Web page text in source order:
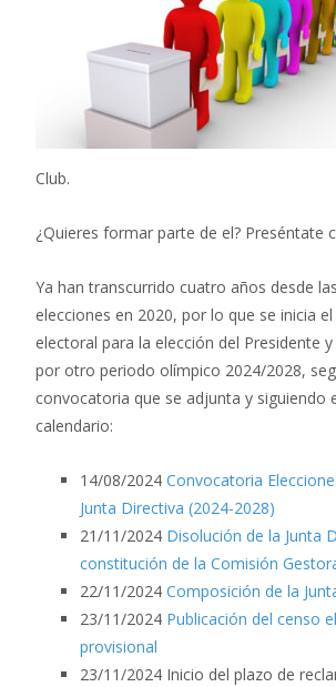
Club.
¿Quieres formar parte de el? Preséntate
Ya han transcurrido cuatro años desde
elecciones en 2020, por lo que se inicia
electoral para la elección del Presidente
por otro periodo olímpico 2024/2028,
convocatoria que se adjunta y siguiendo
calendario:
14/08/2024 Convocatoria
Junta Directiva (2024-2028)
21/11/2024 Disolución de la Junta
constitución de la Comisión
22/11/2024 Composición de la
23/11/2024 Publicación del censo
provisional
23/11/2024 Inicio del plazo de